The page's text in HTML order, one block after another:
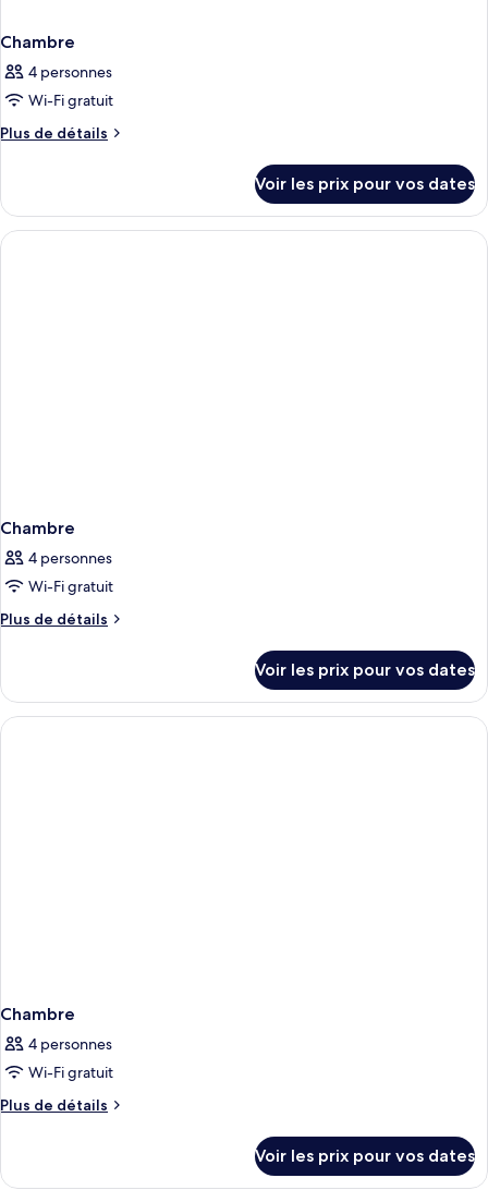
Chambre
4 personnes
Wi-Fi gratuit
Plus de détails
Plus
le
type
de
Voir les prix pour vos dates
Chambre
4 personnes
Wi-Fi gratuit
Plus de détails
Plus
le
type
de
Voir les prix pour vos dates
Chambre
4 personnes
Wi-Fi gratuit
Plus de détails
Plus
le
Voir les prix pour vos dates